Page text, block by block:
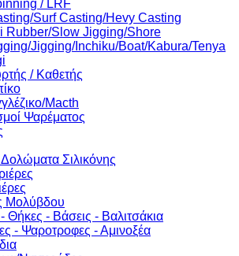
/ LRF
Surf Casting/Hevy Casting
Rubber/Slow Jigging/Shore
Jigging/Inchiku/Boat/Kabura/Tenya
/ Καθετής
Macth
Ψαρέματος
Σιλικόνης
Μολύβδου
Θήκες - Βάσεις - Βαλιτσάκια
- Ψαροτροφες - Αμινοξέα